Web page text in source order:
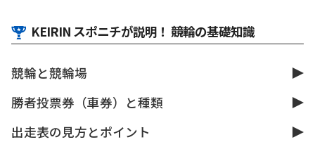
KEIRIN スポニチが説明！ 競輪の基礎知識
競輪と競輪場
勝者投票券（車券）と種類
出走表の見方とポイント